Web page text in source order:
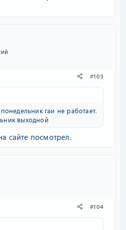
#103
гаи не работает.
выходной
сайте посмотрел.
#104